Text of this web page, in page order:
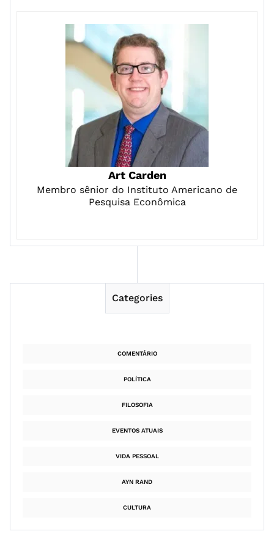
Art Carden
Membro sênior do Instituto Americano de
Pesquisa Econômica
Categories
COMENTÁRIO
POLÍTICA
FILOSOFIA
EVENTOS ATUAIS
VIDA PESSOAL
AYN RAND
CULTURA